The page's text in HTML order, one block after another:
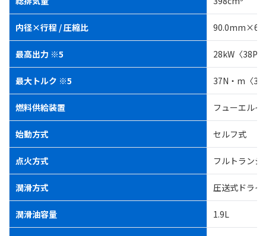
内径×行程 / 圧縮比
最高出力 ※5 28kW〈
最大トルク ※5 37N・m〈
燃料供給装置 フューエル
始動方式 セルフ式
点火方式 フルトランジ
潤滑方式 圧送式ドライ
潤滑油容量 1.9L